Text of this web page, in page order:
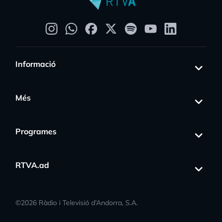
Informació
Més
Programes
RTVA.ad
©2026 Ràdio i Televisió d’Andorra, S.A.